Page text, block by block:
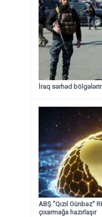
İraq sərhəd
ABŞ "Qızıl Günbəz"
çıxarmağa hazırlaşır